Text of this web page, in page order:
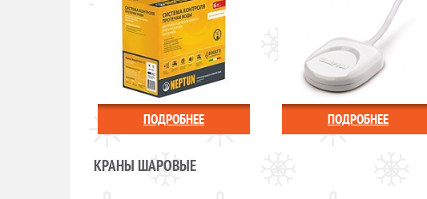
ПОДРОБНЕЕ ПОДРОБНЕЕ
КРАНЫ ШАРОВЫЕ